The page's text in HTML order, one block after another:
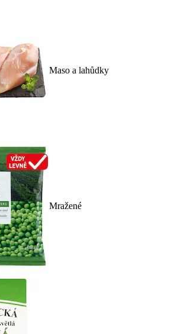
Maso a lahůdky
Mražené